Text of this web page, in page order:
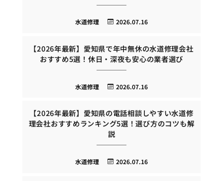
2026.07.16
水道修理
【2026年最新】愛知県で年中無休の水道修理会社
おすすめ5選！休日・深夜も安心の業者選び
2026.07.16
水道修理
【2026年最新】愛知県の電話相談しやすい水道修
理会社おすすめランキング5選！選び方のコツも解
説
2026.07.16
水道修理